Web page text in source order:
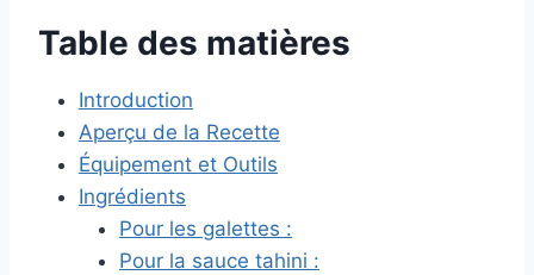
Table des matières
Introduction
Aperçu de la Recette
Équipement et Outils
Ingrédients
Pour les galettes :
Pour la sauce tahini :